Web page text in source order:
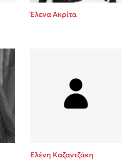
Δεληγεώργη
Αφήστε τους
Έλενα Ακρίτα
Ελένη Καζαντζάκη